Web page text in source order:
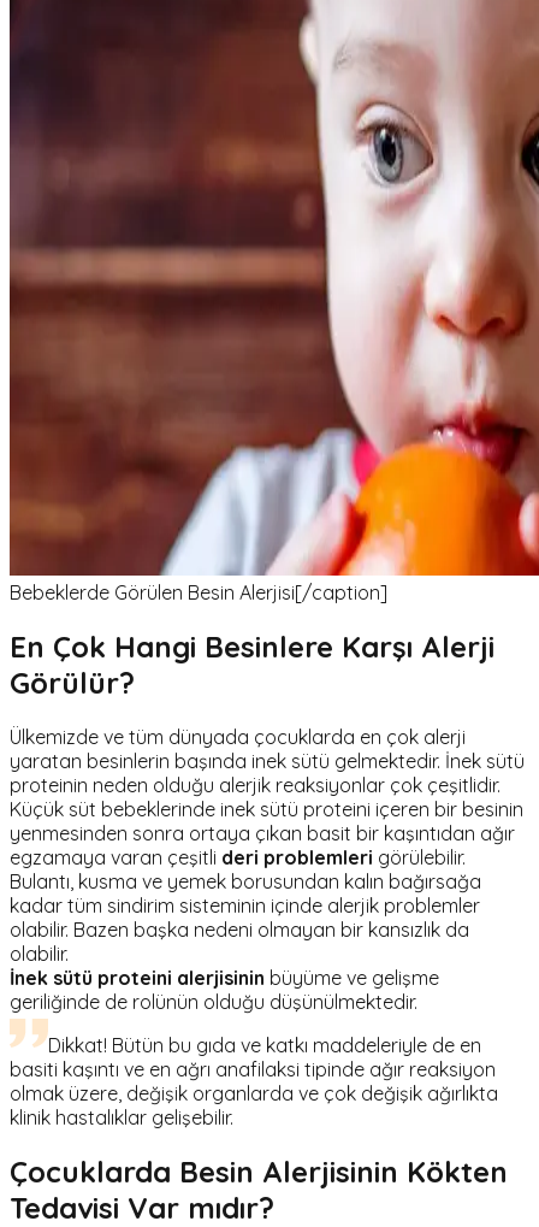
Bebeklerde Görülen Besin Alerjisi[/caption]
En Çok Hangi Besinlere Karşı Alerji
Görülür?
Ülkemizde ve tüm dünyada çocuklarda en çok alerji
yaratan besinlerin başında inek sütü gelmektedir. İnek sütü
proteinin neden olduğu alerjik reaksiyonlar çok çeşitlidir.
Küçük süt bebeklerinde inek sütü proteini içeren bir besinin
yenmesinden sonra ortaya çıkan basit bir kaşıntıdan ağır
egzamaya varan çeşitli deri problemleri görülebilir.
Bulantı, kusma ve yemek borusundan kalın bağırsağa
kadar tüm sindirim sisteminin içinde alerjik problemler
olabilir. Bazen başka nedeni olmayan bir kansızlık da
olabilir.
İnek sütü proteini alerjisinin büyüme ve gelişme
geriliğinde de rolünün olduğu düşünülmektedir.
Dikkat! Bütün bu gıda ve katkı maddeleriyle de en
basiti kaşıntı ve en ağrı anafilaksi tipinde ağır reaksiyon
olmak üzere, değişik organlarda ve çok değişik ağırlıkta
klinik hastalıklar gelişebilir.
Çocuklarda Besin Alerjisinin Kökten
Tedavisi Var mıdır?